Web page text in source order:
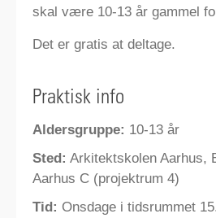
skal være 10-13 år gammel
Det er gratis at deltage.
Praktisk info
Aldersgruppe: 10-13 år
Sted: Arkitektskolen Aarhus,
Aarhus C (projektrum 4)
Tid: Onsdage i tidsrummet